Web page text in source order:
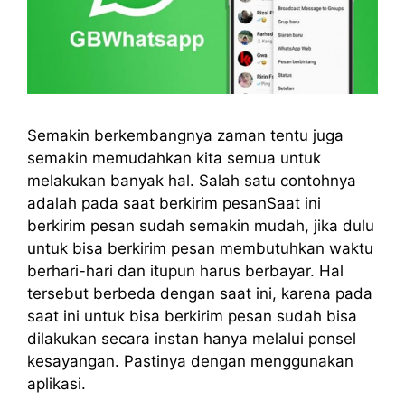
Semakin berkembangnya zaman tentu juga
semakin memudahkan kita semua untuk
melakukan banyak hal. Salah satu contohnya
adalah pada saat berkirim pesanSaat ini
berkirim pesan sudah semakin mudah, jika dulu
untuk bisa berkirim pesan membutuhkan waktu
berhari-hari dan itupun harus berbayar. Hal
tersebut berbeda dengan saat ini, karena pada
saat ini untuk bisa berkirim pesan sudah bisa
dilakukan secara instan hanya melalui ponsel
kesayangan. Pastinya dengan menggunakan
aplikasi.